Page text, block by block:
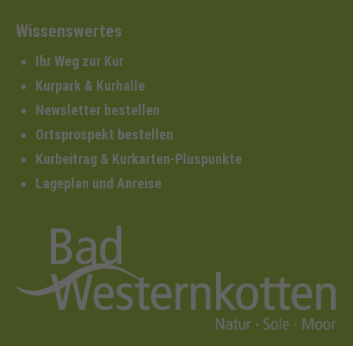
Wissenswertes
Ihr Weg zur Kur
Kurpark & Kurhalle
Newsletter bestellen
Ortsprospekt bestellen
Kurbeitrag & Kurkarten-Pluspunkte
Lageplan und Anreise